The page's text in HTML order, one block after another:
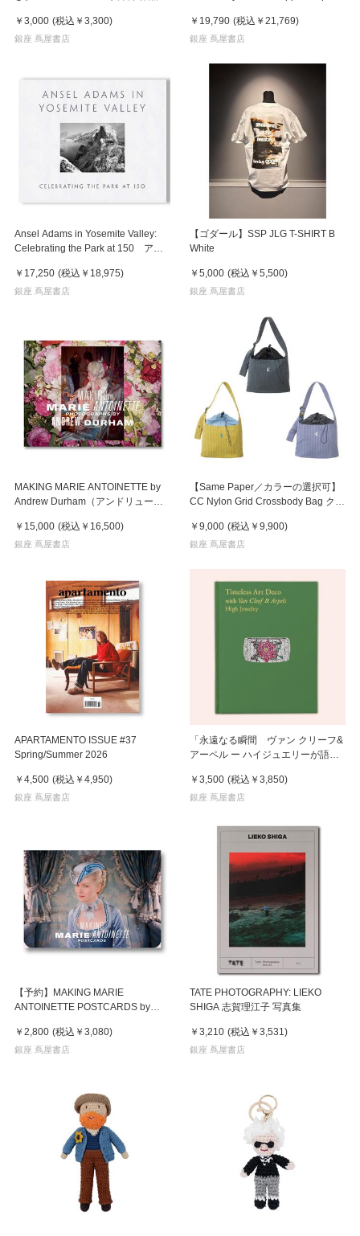
￥3,000 (税込 ￥3,300)
銀座 蔦屋書店
￥19,790 (税込 ￥21,769)
銀座 蔦屋書店
Ansel Adams in Yosemite Valley:
Celebrating the Park at 150 アン
￥17,250 (税込 ￥18,975)
銀座 蔦屋書店
【ゴダール】SSP JLG T-SHIRT B
White
￥5,000 (税込 ￥5,500)
銀座 蔦屋書店
MAKING MARIE ANTOINETTE by
Andrew Durham（アンドリュー・
作品集
￥15,000 (税込 ￥16,500)
銀座 蔦屋書店
【Same Paper／カラーの選択可】
CC Nylon Grid Crossbody Bag クロ
￥9,000 (税込 ￥9,900)
銀座 蔦屋書店
APARTAMENTO ISSUE #37
Spring/Summer 2026
￥4,500 (税込 ￥4,950)
銀座 蔦屋書店
「永遠なる瞬間 ヴァン クリーフ&
アーペル ー ハイジュエリーが語る
￥3,500 (税込 ￥3,850)
銀座 蔦屋書店
【予約】MAKING MARIE
ANTOINETTE POSTCARDS by
ダーハム）マリー・アントワネット
ポストカードセット ※9月中の入荷
￥2,800 (税込 ￥3,080)
銀座 蔦屋書店
TATE PHOTOGRAPHY: LIEKO
SHIGA 志賀理江子 写真集
￥3,210 (税込 ￥3,531)
銀座 蔦屋書店